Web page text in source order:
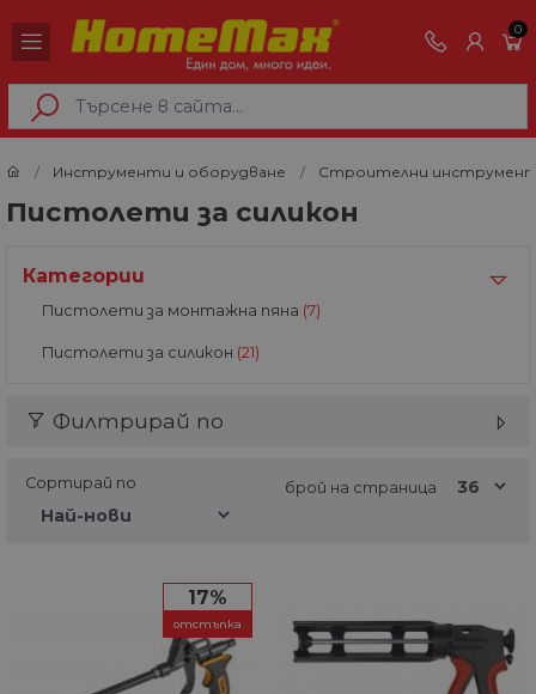
0
Инструменти и оборудване Строителни
Пистолети за силикон
Категории
Пистолети за монтажна пяна (7)
Пистолети за силикон (21)
Филтрирай по
Сортирай по брой на страница
17%
отстъпка